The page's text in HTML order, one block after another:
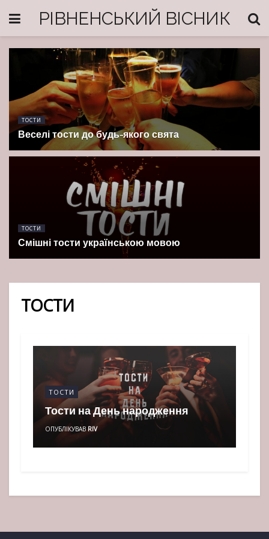
РІВНЕНСЬКИЙ ВІСНИК
ТОСТИ
Веселі тости до будь-якого свята
ТОСТИ
Смішні тости українською мовою
ТОСТИ
ТОСТИ
Тости на День народження
ОПУБЛІКУВАВ RIV